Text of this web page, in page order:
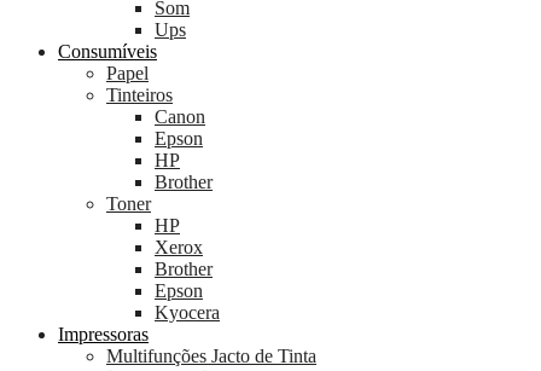
Som
Ups
Consumíveis
Papel
Tinteiros
Canon
Epson
HP
Brother
Toner
HP
Xerox
Brother
Epson
Kyocera
Impressoras
Multifunções Jacto de Tinta